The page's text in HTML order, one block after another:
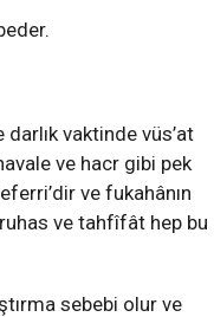
vaktinde vüs’at
ve hacr gibi pek
ve fukahânın
ve tahfîfât hep bu
sebebi olur ve